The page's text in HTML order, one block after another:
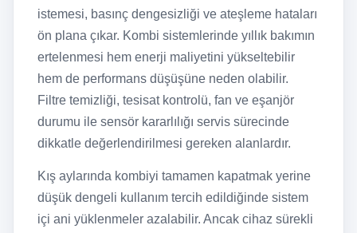
istemesi, basınç dengesizliği ve ateşleme hataları
ön plana çıkar. Kombi sistemlerinde yıllık bakımın
ertelenmesi hem enerji maliyetini yükseltebilir
hem de performans düşüşüne neden olabilir.
Filtre temizliği, tesisat kontrolü, fan ve eşanjör
durumu ile sensör kararlılığı servis sürecinde
dikkatle değerlendirilmesi gereken alanlardır.
Kış aylarında kombiyi tamamen kapatmak yerine
düşük dengeli kullanım tercih edildiğinde sistem
içi ani yüklenmeler azalabilir. Ancak cihaz sürekli